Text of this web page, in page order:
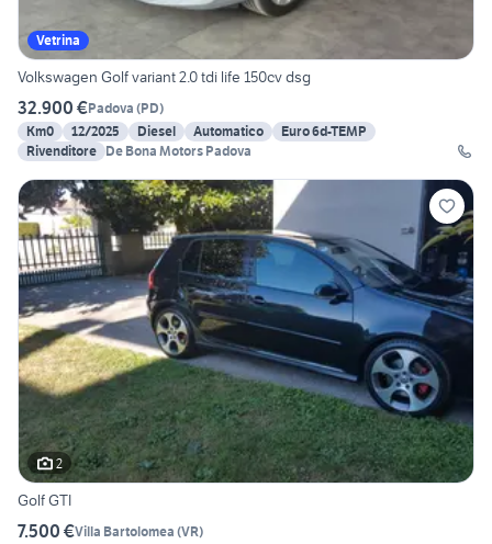
Vetrina
Volkswagen Golf variant 2.0 tdi life 150cv dsg
32.900 €Padova (PD)
Km0
12/2025 Diesel Automatico
Euro 6d-TEMP
Rivenditore De Bona Motors Padova
2
Golf GTI
7.500 €Villa Bartolomea (VR)